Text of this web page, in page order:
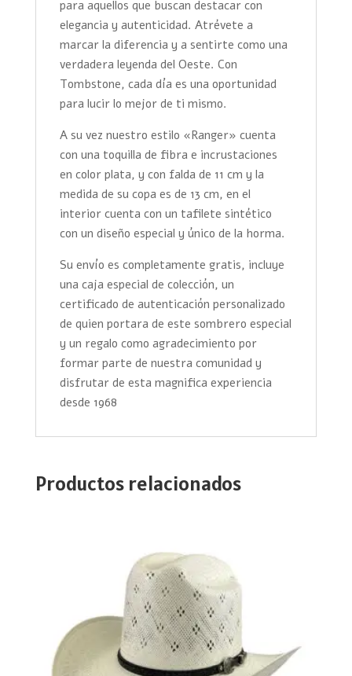
para aquellos que buscan destacar con
elegancia y autenticidad. Atrévete a
marcar la diferencia y a sentirte como una
verdadera leyenda del Oeste. Con
Tombstone, cada día es una oportunidad
para lucir lo mejor de ti mismo.
A su vez nuestro estilo «Ranger» cuenta
con una toquilla de fibra e incrustaciones
en color plata, y con falda de 11 cm y la
medida de su copa es de 13 cm, en el
interior cuenta con un tafilete sintético
con un diseño especial y único de la horma.
Su envío es completamente gratis, incluye
una caja especial de colección, un
certificado de autenticación personalizado
de quien portara de este sombrero especial
y un regalo como agradecimiento por
formar parte de nuestra comunidad y
disfrutar de esta magnifica experiencia
desde 1968
Productos relacionados